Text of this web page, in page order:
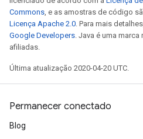
Commons, e as amostras de código
Licença Apache 2.0. Para mais
Google Developers. Java é uma
afiliadas.
Última atualização 2020-04-20 UTC.
Permanecer conectado
Blog